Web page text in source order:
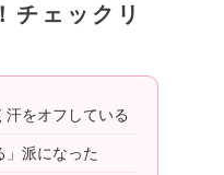
チェックリ
汗をオフしている
」派になった